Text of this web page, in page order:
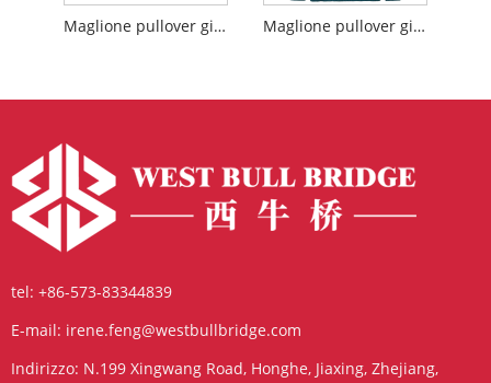
Maglione pullover girocollo in cashmere Maglione pullover girocollo blu scuro
tel: +86-573-83344839
E-mail: irene.feng@westbullbridge.com
Indirizzo: N.199 Xingwang Road, Honghe, Jiaxing, Zhejiang,